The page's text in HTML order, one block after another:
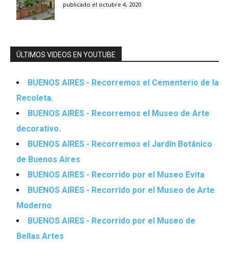
publicado el octubre 4, 2020
ÚLTIMOS VIDEOS EN YOUTUBE
BUENOS AIRES - Recorremos el Cementerio de la
Recoleta.
BUENOS AIRES - Recorremos el Museo de Arte
decorativo.
BUENOS AIRES - Recorremos el Jardín Botánico
de Buenos Aires
BUENOS AIRES - Recorrido por el Museo Evita
BUENOS AIRES - Recorrido por el Museo de Arte
Moderno
BUENOS AIRES - Recorrido por el Museo de
Bellas Artes